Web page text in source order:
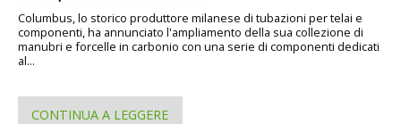
Columbus, lo storico produttore milanese di tubazioni per telai e
componenti, ha annunciato l'ampliamento della sua collezione di
manubri e forcelle in carbonio con una serie di componenti dedicati
al...
CONTINUA A LEGGERE